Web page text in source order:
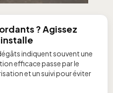
? Agissez
indiquent souvent une
efficace passe par le
et un suivi pour éviter